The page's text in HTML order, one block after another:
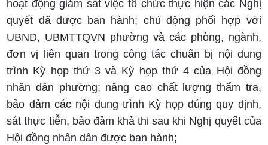
hoạt động giám sát việc tổ chức thực hiện các Nghị
quyết đã được ban hành; chủ động phối hợp với
UBND, UBMTTQVN phường và các phòng, ngành,
đơn vị liên quan trong công tác chuẩn bị nội dung
trình Kỳ họp thứ 3 và Kỳ họp thứ 4 của Hội đồng
nhân dân phường; nâng cao chất lượng thẩm tra,
bảo đảm các nội dung trình Kỳ họp đúng quy định,
sát thực tiễn, bảo đảm khả thi sau khi Nghị quyết của
Hội đồng nhân dân được ban hành;